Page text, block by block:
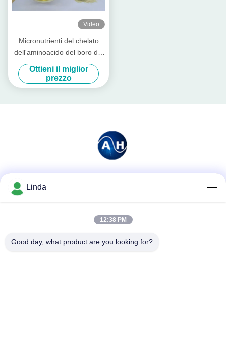
Video
Micronutrienti del chelato
dell'aminoacido del boro del
molibdeno nei campi di
agricoltura
Ottieni il miglior
prezzo
Linda
12:38 PM
Good day, what product are you looking for?